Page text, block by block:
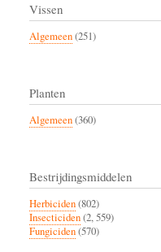
Vissen
Algemeen(251)
Planten
Algemeen(360)
Bestrijdingsmiddelen
Herbiciden(802)
Insecticiden(2, 559)
Fungiciden(570)